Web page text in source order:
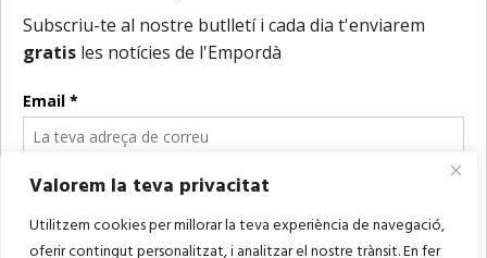
Valorem la teva privacitat
Utilitzem cookies per millorar la teva experiència de navegació,
oferir contingut personalitzat, i analitzar el nostre trànsit. En fer